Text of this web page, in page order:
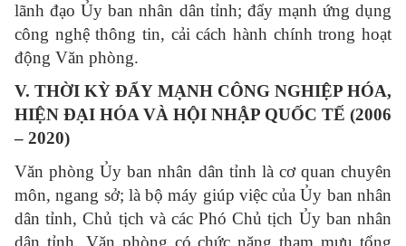
lãnh đạo Ủy ban nhân dân tỉnh; đẩy mạnh ứng dụng
công nghệ thông tin, cải cách hành chính trong hoạt
động Văn phòng.
V. THỜI KỲ ĐẨY MẠNH CÔNG NGHIỆP HÓA,
HIỆN ĐẠI HÓA VÀ HỘI NHẬP QUỐC TẾ (2006
– 2020)
Văn phòng Ủy ban nhân dân tỉnh là cơ quan chuyên
môn, ngang sở; là bộ máy giúp việc của Ủy ban nhân
dân tỉnh, Chủ tịch và các Phó Chủ tịch Ủy ban nhân
dân tỉnh. Văn phòng có chức năng tham mưu tổng